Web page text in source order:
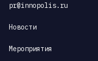
pr@innopolis.ru
Новости
Мероприятия